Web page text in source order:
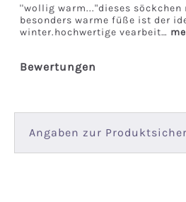
''wollig warm..."dieses
besonders warme füße ist der
winter.hochwertige vearbeit…
Bewertungen
Angaben zur